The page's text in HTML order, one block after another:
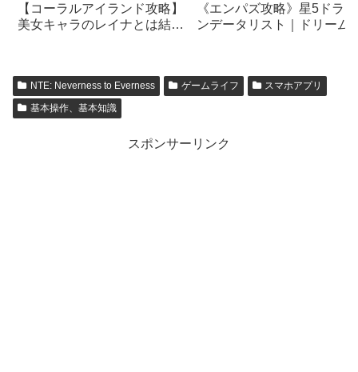
【コーラルアイランド攻略】
美女キャラのレイナとは結婚
《エンパズ攻略》星5ドラゴ
ンデータリスト｜ドリーム
NTE: Neverness to Everness ゲームライフ
スマホアプリ
基本操作、基本知識
スポンサーリンク